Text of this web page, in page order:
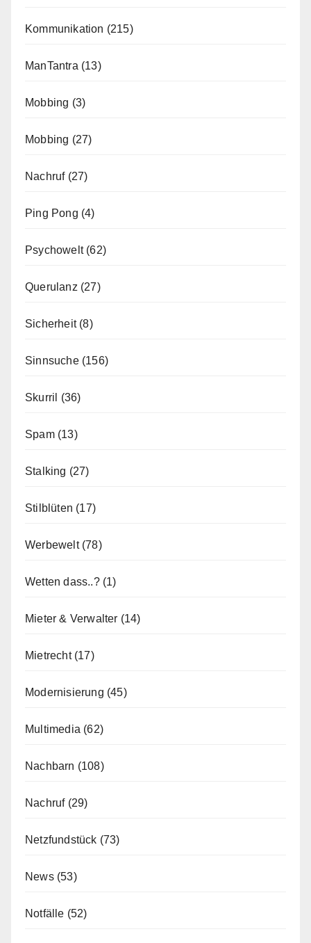
Kommunikation (215)
ManTantra (13)
Mobbing (3)
Mobbing (27)
Nachruf(27)
Ping Pong (4)
Psychowelt(62)
Querulanz (27)
Sicherheit(8)
Sinnsuche(156)
Skurril (36)
Spam(13)
Stalking (27)
Stilblüten (17)
Werbewelt(78)
Wetten dass..?(1)
Mieter & Verwalter (14)
Mietrecht(17)
Modernisierung (45)
Multimedia (62)
Nachbarn (108)
Nachruf(29)
Netzfundstück (73)
News(53)
Notfälle (52)